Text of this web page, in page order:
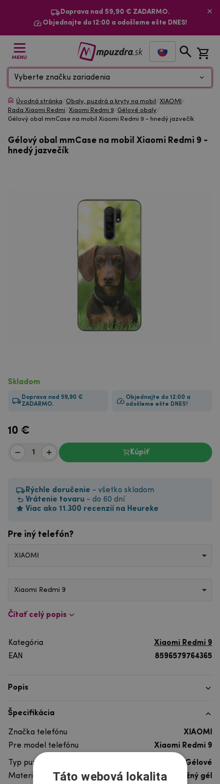
Doprava nad 59,90 € ZADARMO.
Objednajte do 12:00 a odošleme ešte DNES!
MENU
Vyberte značku zariadenia
Úvodná stránka/Obaly, puzdrá a kryty na mobil /XIAOMI /
Rada Xiaomi Redmi/Xiaomi Redmi 9/Gélové obaly/
Gélový obal mmCase na mobil Xiaomi Redmi 9 - hnedý jazvečík
Gélový obal mmCase na mobil Xiaomi Redmi 9 -
hnedý jazvečík
Skladom
Doprava nad 59,90 €
ZADARMO.
Objednajte do 12:00 a
odošleme ešte DNES!
10 €
Kúpiť
Rýchle doručenie - všetko skladom
Vrátenie tovaru - do 60 dní
Viac ako 11.300 recenzií na Heureke
Pre iný telefón?
XIAOMI
Xiaomi Redmi 9
Čítať celý popis
Kategória
Xiaomi Redmi 9
EAN
8596579764365
Popis
Špecifikácia
Značka telefónu
XIAOMI
Pre model telefónu
Xiaomi Redmi 9
Typ puzdra
Gélové
Materiál
pružný gél
Táto webová lokalita